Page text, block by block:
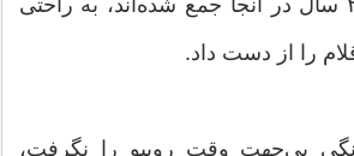
وسایلی که طی ۲۵ سال در آنجا جمع شده‌اند، به راحتی
را از دست داد.
بی‌جهت وقت روبیو را نگرفت،